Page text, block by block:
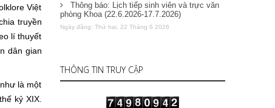
Việt
truyền
lí thuyết
dân gian
là một
kỷ XIX.
Thông báo: Lịch tiếp sinh viên và trực văn
phòng Khoa (22.6.2026-17.7.2026)
Ngày đăng: Thứ hai, 22 Tháng 6 2026
THÔNG TIN TRUY CẬP